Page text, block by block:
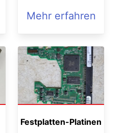
Mehr erfahren
Festplatten-Platinen